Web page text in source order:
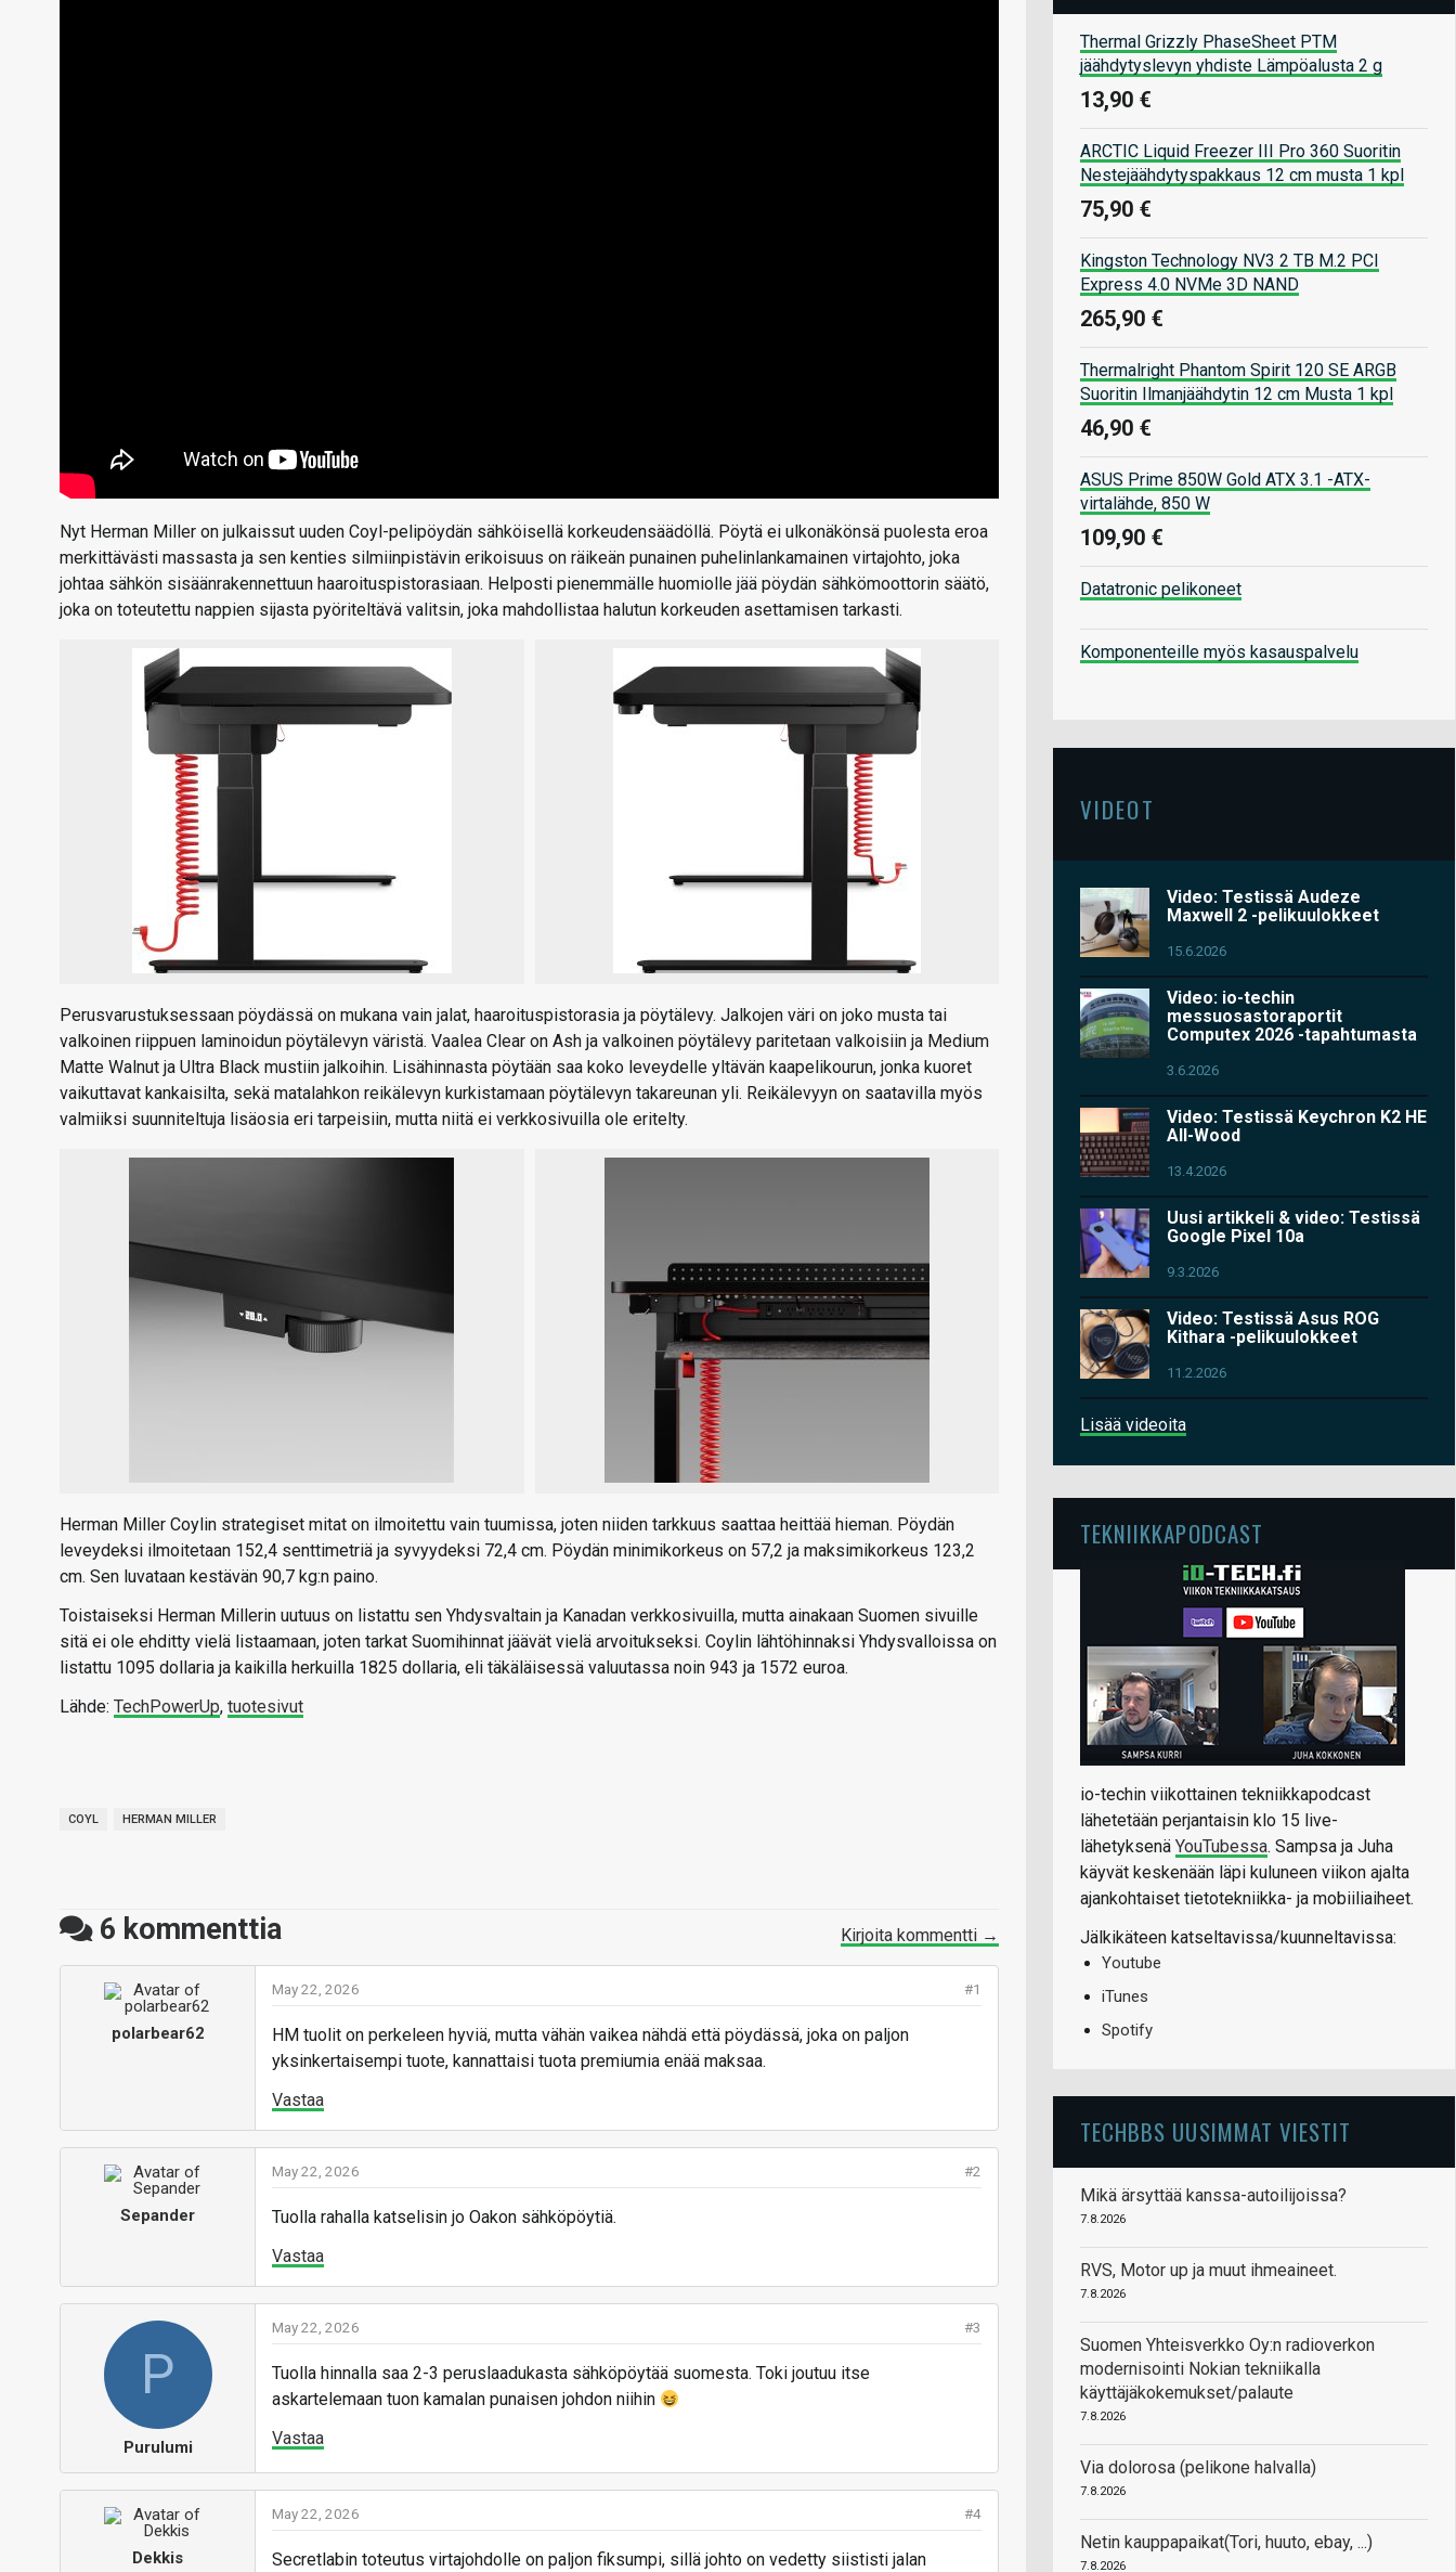
Nyt Herman Miller on julkaissut uuden Coyl-pelipöydän sähköisellä korkeudensäädöllä. Pöytä ei ulkonäkönsä puolesta eroa
merkittävästi massasta ja sen kenties silmiinpistävin erikoisuus on räikeän punainen puhelinlankamainen virtajohto, joka
johtaa sähkön sisäänrakennettuun haaroituspistorasiaan. Helposti pienemmälle huomiolle jää pöydän sähkömoottorin säätö,
joka on toteutettu nappien sijasta pyöriteltävä valitsin, joka mahdollistaa halutun korkeuden asettamisen tarkasti.
Perusvarustuksessaan pöydässä on mukana vain jalat, haaroituspistorasia ja pöytälevy. Jalkojen väri on joko musta tai
valkoinen riippuen laminoidun pöytälevyn väristä. Vaalea Clear on Ash ja valkoinen pöytälevy paritetaan valkoisiin ja Medium
Matte Walnut ja Ultra Black mustiin jalkoihin. Lisähinnasta pöytään saa koko leveydelle yltävän kaapelikourun, jonka kuoret
vaikuttavat kankaisilta, sekä matalahkon reikälevyn kurkistamaan pöytälevyn takareunan yli. Reikälevyyn on saatavilla myös
valmiiksi suunniteltuja lisäosia eri tarpeisiin, mutta niitä ei verkkosivuilla ole eritelty.
Herman Miller Coylin strategiset mitat on ilmoitettu vain tuumissa, joten niiden tarkkuus saattaa heittää hieman. Pöydän
leveydeksi ilmoitetaan 152,4 senttimetriä ja syvyydeksi 72,4 cm. Pöydän minimikorkeus on 57,2 ja maksimikorkeus 123,2
cm. Sen luvataan kestävän 90,7 kg:n paino.
Toistaiseksi Herman Millerin uutuus on listattu sen Yhdysvaltain ja Kanadan verkkosivuilla, mutta ainakaan Suomen sivuille
sitä ei ole ehditty vielä listaamaan, joten tarkat Suomihinnat jäävät vielä arvoitukseksi. Coylin lähtöhinnaksi Yhdysvalloissa on
listattu 1095 dollaria ja kaikilla herkuilla 1825 dollaria, eli täkäläisessä valuutassa noin 943 ja 1572 euroa.
Lähde: TechPowerUp, tuotesivut
COYL HERMAN MILLER
6 kommenttia Kirjoita kommentti →
polarbear62
#1
May 22, 2026
HM tuolit on perkeleen hyviä, mutta vähän vaikea nähdä että pöydässä, joka on paljon
yksinkertaisempi tuote, kannattaisi tuota premiumia enää maksaa.
Vastaa
Sepander
#2
May 22, 2026
Tuolla rahalla katselisin jo Oakon sähköpöytiä.
Vastaa
P
Purulumi
#3
May 22, 2026
Tuolla hinnalla saa 2-3 peruslaadukasta sähköpöytää suomesta. Toki joutuu itse
askartelemaan tuon kamalan punaisen johdon niihin
Vastaa
Dekkis
#4
May 22, 2026
Secretlabin toteutus virtajohdolle on paljon fiksumpi, sillä johto on vedetty siististi jalan
Thermal Grizzly PhaseSheet PTM
jäähdytyslevyn yhdiste Lämpöalusta 2 g
13,90 €
ARCTIC Liquid Freezer III Pro 360 Suoritin
Nestejäähdytyspakkaus 12 cm musta 1 kpl
75,90 €
Kingston Technology NV3 2 TB M.2 PCI
Express 4.0 NVMe 3D NAND
265,90 €
Thermalright Phantom Spirit 120 SE ARGB
Suoritin Ilmanjäähdytin 12 cm Musta 1 kpl
46,90 €
ASUS Prime 850W Gold ATX 3.1 -ATX-
virtalähde, 850 W
109,90 €
Datatronic pelikoneet
Komponenteille myös kasauspalvelu
VIDEOT
Video: Testissä Audeze
Maxwell 2 -pelikuulokkeet
15.6.2026
Video: io-techin
messuosastoraportit
Computex 2026 -tapahtumasta
3.6.2026
Video: Testissä Keychron K2 HE
All-Wood
13.4.2026
Uusi artikkeli & video: Testissä
Google Pixel 10a
9.3.2026
Video: Testissä Asus ROG
Kithara -pelikuulokkeet
11.2.2026
Lisää videoita
TEKNIIKKAPODCAST
io-techin viikottainen tekniikkapodcast
lähetetään perjantaisin klo 15 live-
lähetyksenä YouTubessa. Sampsa ja Juha
käyvät keskenään läpi kuluneen viikon ajalta
ajankohtaiset tietotekniikka- ja mobiiliaiheet.
Jälkikäteen katseltavissa/kuunneltavissa:
Youtube
iTunes
Spotify
TECHBBS UUSIMMAT VIESTIT
Mikä ärsyttää kanssa-autoilijoissa?
7.8.2026
RVS, Motor up ja muut ihmeaineet.
7.8.2026
Suomen Yhteisverkko Oy:n radioverkon
modernisointi Nokian tekniikalla
käyttäjäkokemukset/palaute
7.8.2026
Via dolorosa (pelikone halvalla)
7.8.2026
Netin kauppapaikat(Tori, huuto, ebay, ...)
7.8.2026